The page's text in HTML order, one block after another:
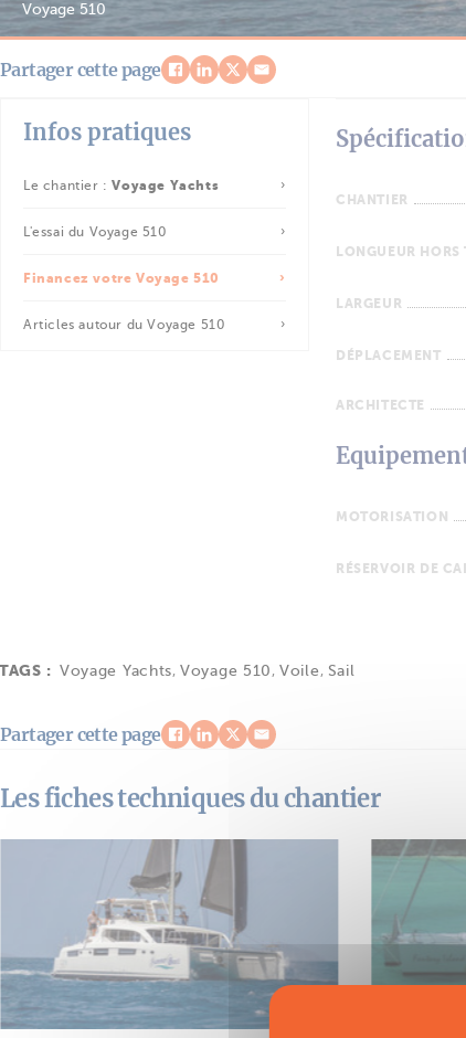
Voyage 510
Partager cette page
Infos pratiques
Le chantier :Voyage Yachts
L'essai du Voyage 510
Financez votre Voyage 510
Articles autour du Voyage 510
CHANTIER
LONGUEUR HORS
LARGEUR
DÉPLACEMENT
ARCHITECTE
MOTORISATION
RÉSERVOIR DE
TAGS : Voyage Yachts,Voyage 510 ,Voile , Sail
Partager cette page
Les fiches techniques du chantier